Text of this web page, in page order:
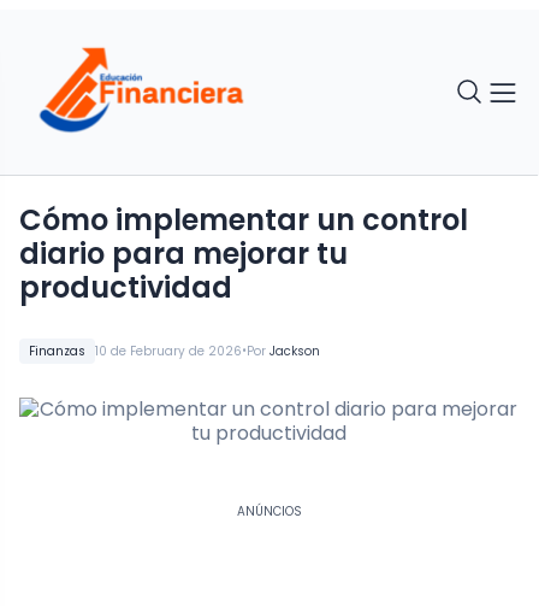
Finanzas 10 de February de 2026•Por Jackson
Cómo implementar un control
diario para mejorar tu
productividad
ANÚNCIOS